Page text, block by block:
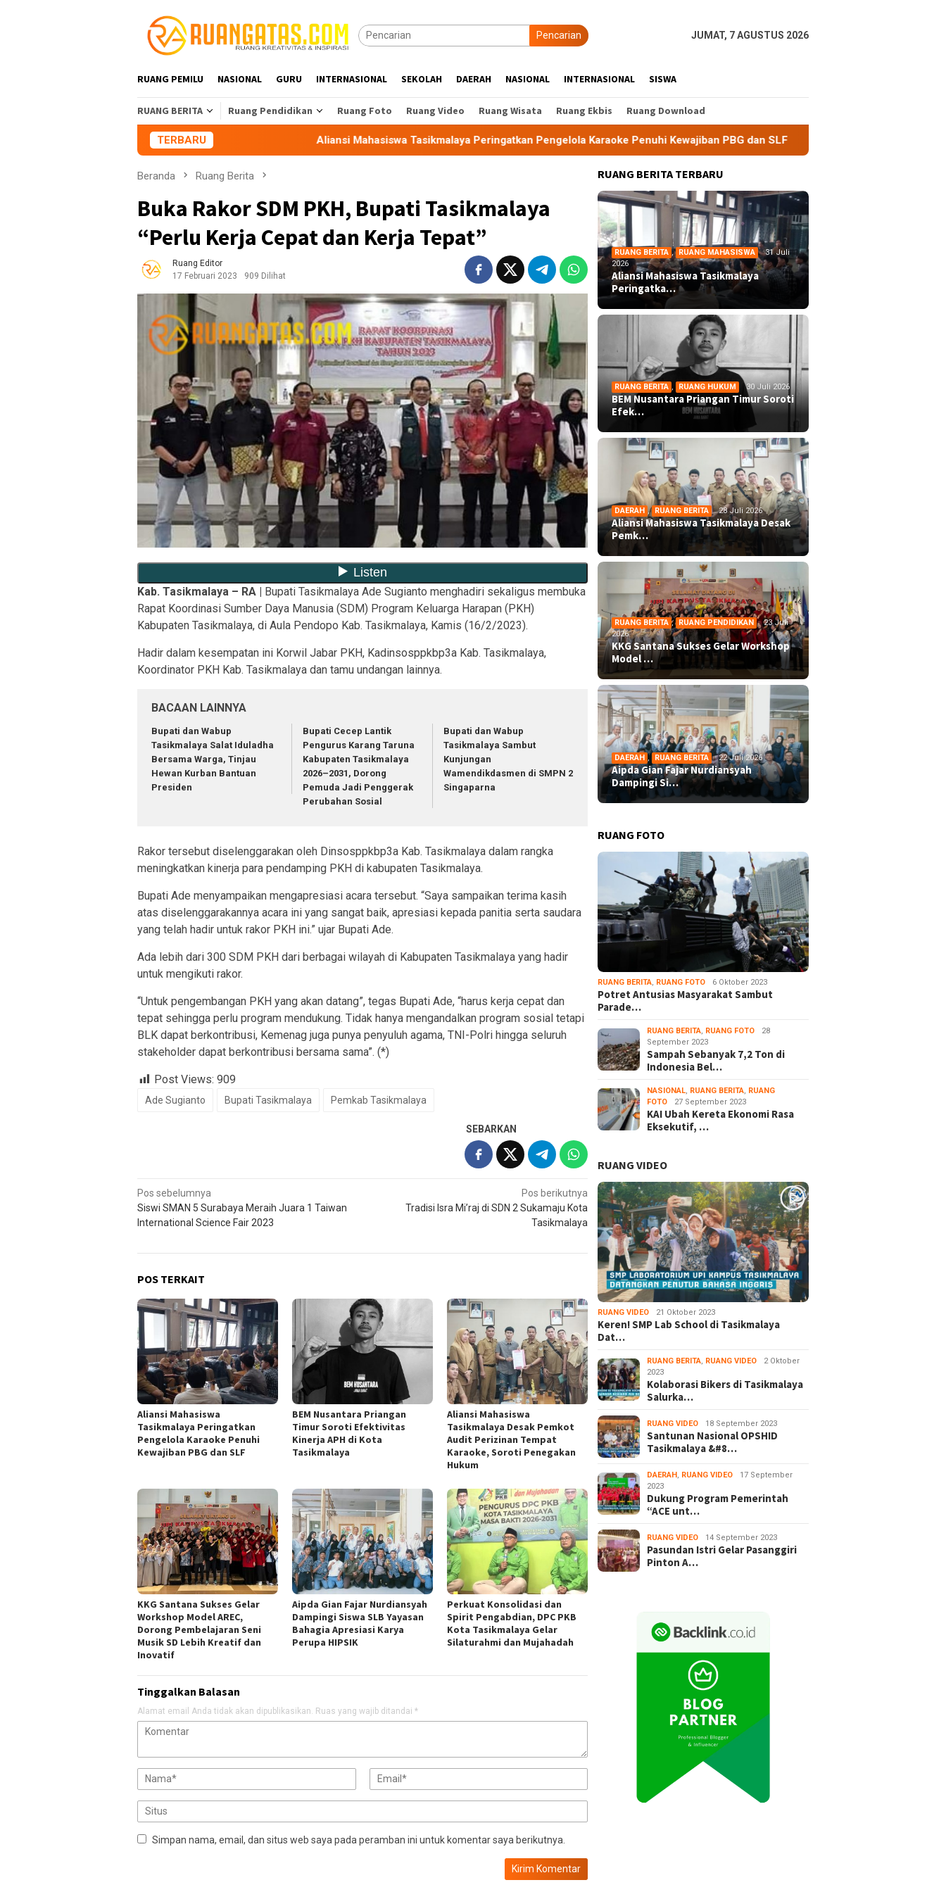
Pencarian JUMAT, 7 AGUSTUS 2026
RUANG PEMILU NASIONAL GURU INTERNASIONAL SEKOLAH DAERAH NASIONAL INTERNASIONAL SISWA
RUANG BERITA Ruang Pendidikan Ruang Foto Ruang Video Ruang Wisata Ruang Ekbis Ruang Download
TERBARU Aliansi Mahasiswa Tasikmalaya Peringatkan Pengelola Karaoke Penuhi Kewajiban PBG dan SLF BEM Nusantara Priangan Timur Soroti
Beranda Ruang Berita
Buka Rakor SDM PKH, Bupati Tasikmalaya
“Perlu Kerja Cepat dan Kerja Tepat”
Ruang Editor
17 Februari 2023
909 Dilihat
Kab. Tasikmalaya – RA | Bupati Tasikmalaya Ade Sugianto menghadiri sekaligus membuka
Rapat Koordinasi Sumber Daya Manusia (SDM) Program Keluarga Harapan (PKH)
Kabupaten Tasikmalaya, di Aula Pendopo Kab. Tasikmalaya, Kamis (16/2/2023).
Hadir dalam kesempatan ini Korwil Jabar PKH, Kadinsosppkbp3a Kab. Tasikmalaya,
Koordinator PKH Kab. Tasikmalaya dan tamu undangan lainnya.
BACAAN LAINNYA
Bupati dan Wabup
Tasikmalaya Salat Iduladha
Bersama Warga, Tinjau
Hewan Kurban Bantuan
Presiden
Bupati Cecep Lantik
Pengurus Karang Taruna
Kabupaten Tasikmalaya
2026–2031, Dorong
Pemuda Jadi Penggerak
Perubahan Sosial
Bupati dan Wabup
Tasikmalaya Sambut
Kunjungan
Wamendikdasmen di SMPN 2
Singaparna
Rakor tersebut diselenggarakan oleh Dinsosppkbp3a Kab. Tasikmalaya dalam rangka
meningkatkan kinerja para pendamping PKH di kabupaten Tasikmalaya.
Bupati Ade menyampaikan mengapresiasi acara tersebut. “Saya sampaikan terima kasih
atas diselenggarakannya acara ini yang sangat baik, apresiasi kepada panitia serta saudara
yang telah hadir untuk rakor PKH ini.” ujar Bupati Ade.
Ada lebih dari 300 SDM PKH dari berbagai wilayah di Kabupaten Tasikmalaya yang hadir
untuk mengikuti rakor.
“Untuk pengembangan PKH yang akan datang”, tegas Bupati Ade, “harus kerja cepat dan
tepat sehingga perlu program mendukung. Tidak hanya mengandalkan program sosial tetapi
BLK dapat berkontribusi, Kemenag juga punya penyuluh agama, TNI-Polri hingga seluruh
stakeholder dapat berkontribusi bersama sama”. (*)
Post Views: 909
Ade Sugianto Bupati Tasikmalaya Pemkab Tasikmalaya
SEBARKAN
Navigasi
pos
Pos sebelumnya
Siswi SMAN 5 Surabaya Meraih Juara 1 Taiwan
International Science Fair 2023
Pos berikutnya
Tradisi Isra Mi’raj di SDN 2 Sukamaju Kota
Tasikmalaya
POS TERKAIT
Aliansi Mahasiswa
Tasikmalaya Peringatkan
Pengelola Karaoke Penuhi
Kewajiban PBG dan SLF
BEM Nusantara Priangan
Timur Soroti Efektivitas
Kinerja APH di Kota
Tasikmalaya
Aliansi Mahasiswa
Tasikmalaya Desak Pemkot
Audit Perizinan Tempat
Karaoke, Soroti Penegakan
Hukum
KKG Santana Sukses Gelar
Workshop Model AREC,
Dorong Pembelajaran Seni
Musik SD Lebih Kreatif dan
Inovatif
Aipda Gian Fajar Nurdiansyah
Dampingi Siswa SLB Yayasan
Bahagia Apresiasi Karya
Perupa HIPSIK
Perkuat Konsolidasi dan
Spirit Pengabdian, DPC PKB
Kota Tasikmalaya Gelar
Silaturahmi dan Mujahadah
Tinggalkan Balasan
Alamat email Anda tidak akan dipublikasikan. Ruas yang wajib ditandai *
Simpan nama, email, dan situs web saya pada peramban ini untuk komentar saya berikutnya.
RUANG BERITA TERBARU
RUANG BERITA , RUANG MAHASISWA
31 Juli
2026
Aliansi Mahasiswa Tasikmalaya
Peringatka…
RUANG BERITA , RUANG HUKUM 30 Juli 2026
BEM Nusantara Priangan Timur Soroti
Efek…
DAERAH , RUANG BERITA 28 Juli 2026
Aliansi Mahasiswa Tasikmalaya Desak
Pemk…
RUANG BERITA , RUANG PENDIDIKAN
23 Juli
2026
KKG Santana Sukses Gelar Workshop
Model …
DAERAH , RUANG BERITA 22 Juli 2026
Aipda Gian Fajar Nurdiansyah
Dampingi Si…
RUANG FOTO
RUANG BERITA, RUANG FOTO 6 Oktober 2023
Potret Antusias Masyarakat Sambut
Parade…
RUANG BERITA, RUANG FOTO
28
September 2023
Sampah Sebanyak 7,2 Ton di
Indonesia Bel…
NASIONAL, RUANG BERITA, RUANG
FOTO
27 September 2023
KAI Ubah Kereta Ekonomi Rasa
Eksekutif, …
RUANG VIDEO
RUANG VIDEO 21 Oktober 2023
Keren! SMP Lab School di Tasikmalaya
Dat…
RUANG BERITA, RUANG VIDEO
2 Oktober
2023
Kolaborasi Bikers di Tasikmalaya
Salurka…
RUANG VIDEO 18 September 2023
Santunan Nasional OPSHID
Tasikmalaya &#8…
DAERAH , RUANG VIDEO
17 September
2023
Dukung Program Pemerintah
“ACE unt…
RUANG VIDEO 14 September 2023
Pasundan Istri Gelar Pasanggiri
Pinton A…